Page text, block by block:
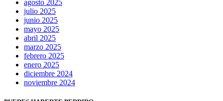
agosto 2025
julio 2025
junio 2025
mayo 2025
abril 2025
marzo 2025
febrero 2025
enero 2025
diciembre 2024
noviembre 2024